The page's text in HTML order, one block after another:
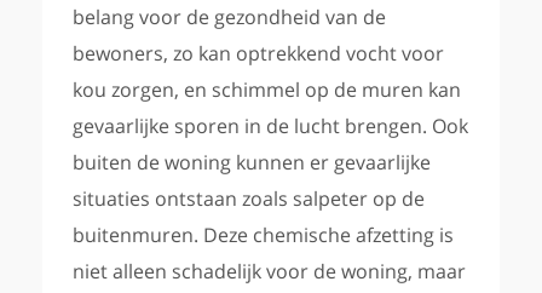
belang voor de gezondheid van de
bewoners, zo kan optrekkend vocht voor
kou zorgen, en schimmel op de muren kan
gevaarlijke sporen in de lucht brengen. Ook
buiten de woning kunnen er gevaarlijke
situaties ontstaan zoals salpeter op de
buitenmuren. Deze chemische afzetting is
niet alleen schadelijk voor de woning, maar